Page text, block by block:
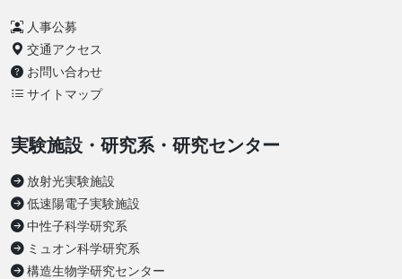
人事公募
交通アクセス
お問い合わせ
サイトマップ
実験施設・研究系・研究センター
放射光実験施設
低速陽電子実験施設
中性子科学研究系
ミュオン科学研究系
構造生物学研究センター